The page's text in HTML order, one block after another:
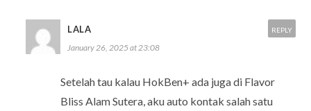
LALA
January 26, 2025 at 23:08
Setelah tau kalau HokBen+ ada juga di Flavor
Bliss Alam Sutera, aku auto kontak salah satu
REPLY